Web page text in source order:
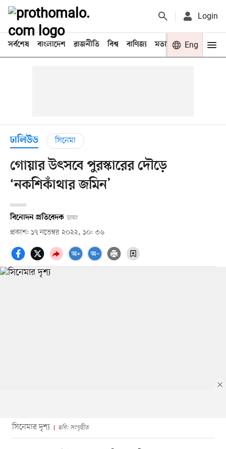
Login
সর্বশেষ বাংলাদেশ রাজনীতি বিশ্ব বাণিজ্য মতামত খেলা
Eng
ঢালিউড সিনেমা
গোয়ার উৎসবে পুরস্কারের দৌড়ে
‘নকশিকাঁথার জমিন’
বিনোদন প্রতিবেদক ঢাকা
প্রকাশ: ১৭ নভেম্বর ২০২২, ১০: ৩৬
সিনেমার দৃশ্য ছবি: সংগৃহীত